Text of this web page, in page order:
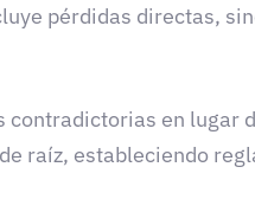
pérdidas directas,
en lugar
raíz, estableciendo